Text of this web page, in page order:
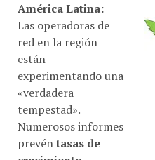
América Latina:
Las operadoras de
red en la región
están
experimentando una
«verdadera
tempestad».
Numerosos informes
prevéntasas de